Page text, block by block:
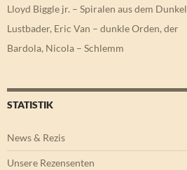
Lloyd Biggle jr. – Spiralen aus dem Dunkel
Lustbader, Eric Van – dunkle Orden, der
Bardola, Nicola – Schlemm
STATISTIK
News & Rezis
Unsere Rezensenten